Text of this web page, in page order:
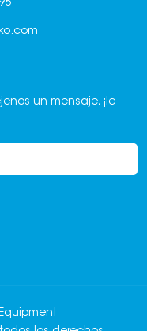
un mensaje, ¡le